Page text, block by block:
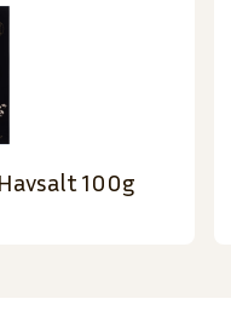
100g